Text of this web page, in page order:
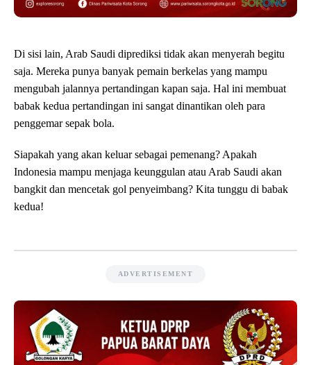
Di sisi lain, Arab Saudi diprediksi tidak akan menyerah begitu
saja. Mereka punya banyak pemain berkelas yang mampu
mengubah jalannya pertandingan kapan saja. Hal ini membuat
babak kedua pertandingan ini sangat dinantikan oleh para
penggemar sepak bola.
Siapakah yang akan keluar sebagai pemenang? Apakah
Indonesia mampu menjaga keunggulan atau Arab Saudi akan
bangkit dan mencetak gol penyeimbang? Kita tunggu di babak
kedua!
ADVERTISEMENT